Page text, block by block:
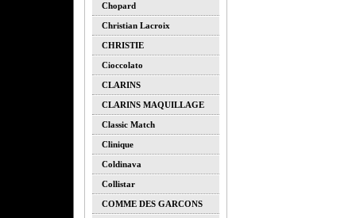
Chopard
Christian Lacroix
CHRISTIE
Cioccolato
CLARINS
CLARINS MAQUILLAGE
Classic Match
Clinique
Coldinava
Collistar
COMME DES GARCONS